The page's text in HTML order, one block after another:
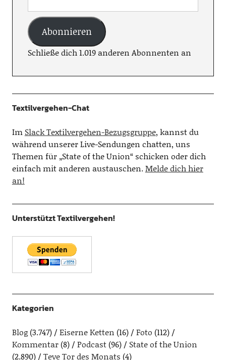
Abonnieren
Schließe dich 1.019 anderen Abonnenten an
Textilvergehen-Chat
Im Slack Textilvergehen-Bezugsgruppe, kannst du
während unserer Live-Sendungen chatten, uns
Themen für „State of the Union“ schicken oder dich
einfach mit anderen austauschen.Melde dich hier
an!
Unterstützt Textilvergehen!
Kategorien
Blog(3.747) Eiserne Ketten (16) Foto (112)
Kommentar(8) Podcast(96)
State of the Union
(2.890)
Teve Tor des Monats (4)